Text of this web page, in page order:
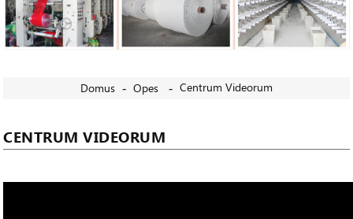
Domus Opes Centrum Videorum
CENTRUM VIDEORUM